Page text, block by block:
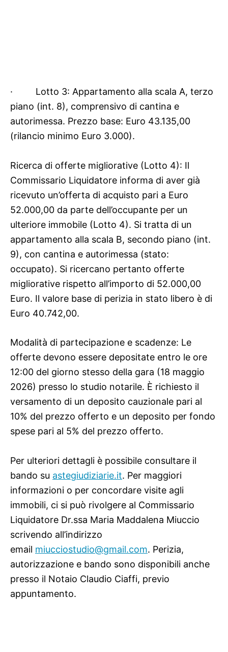
· Lotto 3: Appartamento alla scala A, terzo
piano (int. 8), comprensivo di cantina e
autorimessa. Prezzo base: Euro 43.135,00
(rilancio minimo Euro 3.000).
Ricerca di offerte migliorative (Lotto 4): Il
Commissario Liquidatore informa di aver già
ricevuto un’offerta di acquisto pari a Euro
52.000,00 da parte dell’occupante per un
ulteriore immobile (Lotto 4). Si tratta di un
appartamento alla scala B, secondo piano (int.
9), con cantina e autorimessa (stato:
occupato). Si ricercano pertanto offerte
migliorative rispetto all’importo di 52.000,00
Euro. Il valore base di perizia in stato libero è di
Euro 40.742,00.
Modalità di partecipazione e scadenze: Le
offerte devono essere depositate entro le ore
12:00 del giorno stesso della gara (18 maggio
2026) presso lo studio notarile. È richiesto il
versamento di un deposito cauzionale pari al
10% del prezzo offerto e un deposito per fondo
spese pari al 5% del prezzo offerto.
Per ulteriori dettagli è possibile consultare il
bando su astegiudiziarie.it. Per maggiori
informazioni o per concordare visite agli
immobili, ci si può rivolgere al Commissario
Liquidatore Dr.ssa Maria Maddalena Miuccio
scrivendo all’indirizzo
email miucciostudio@gmail.com. Perizia,
autorizzazione e bando sono disponibili anche
presso il Notaio Claudio Ciaffi, previo
appuntamento.